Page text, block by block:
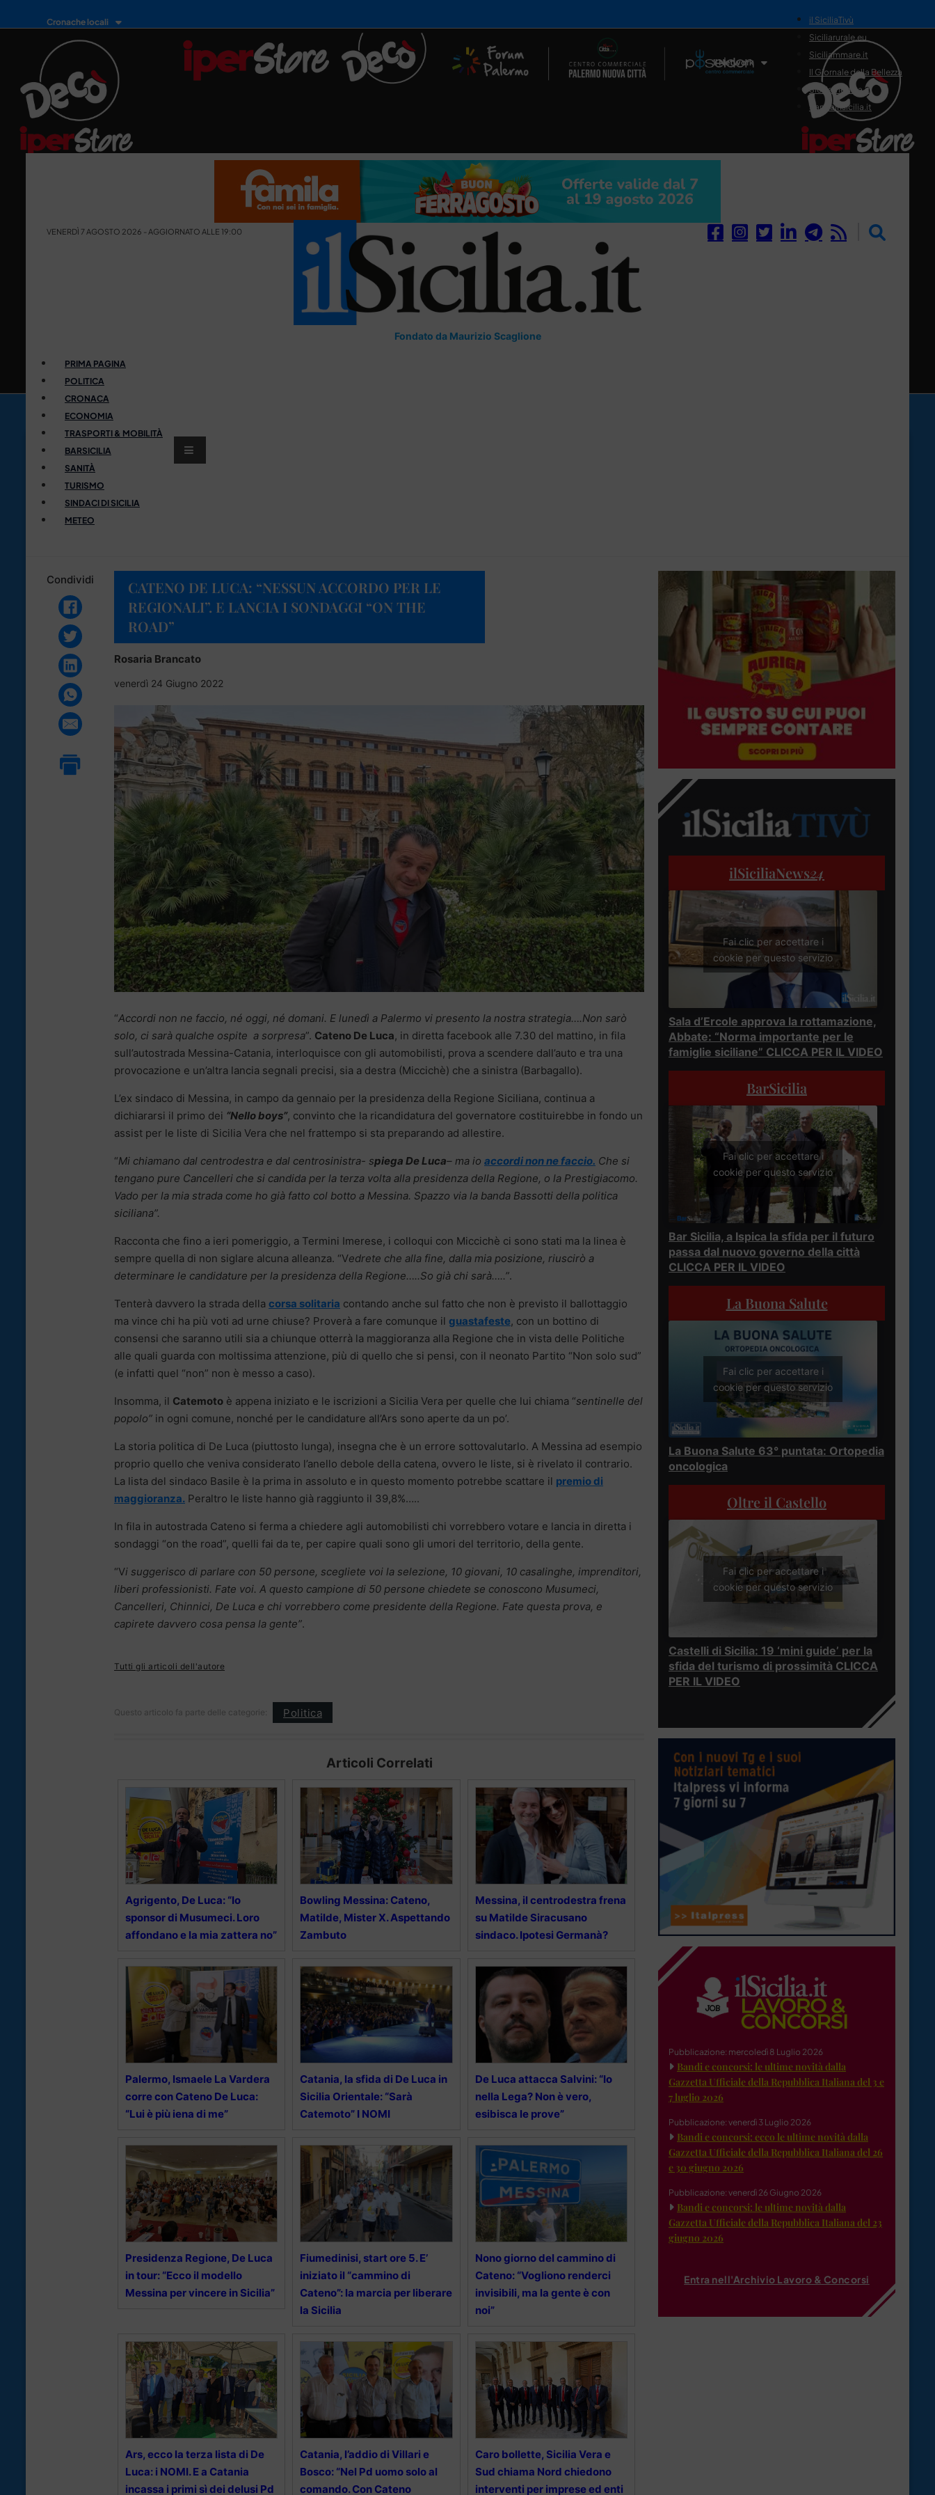
Cronache locali
Il Network
il SiciliaTivù
Siciliarurale.eu
Siciliammare.it
Il Giornale della Bellezza
Siciliamedica.it
Sanitainsicilia.it
VENERDÌ 7 AGOSTO 2026 - AGGIORNATO ALLE 19:00
Fondato da Maurizio Scaglione
PRIMA PAGINA
POLITICA
CRONACA
ECONOMIA
TRASPORTI & MOBILITÀ
BARSICILIA
SANITÀ
TURISMO
SINDACI DI SICILIA
METEO
Condividi
CATENO DE LUCA: “NESSUN ACCORDO PER LE
REGIONALI”. E LANCIA I SONDAGGI “ON THE
ROAD”
Rosaria Brancato
venerdì 24 Giugno 2022
“Accordi non ne faccio, né oggi, né domani. E lunedì a Palermo vi presento la nostra strategia….Non sarò
solo, ci sarà qualche ospite a sorpresa”. Cateno De Luca, in diretta facebook alle 7.30 del mattino, in fila
sull’autostrada Messina-Catania, interloquisce con gli automobilisti, prova a scendere dall’auto e tra una
provocazione e un’altra lancia segnali precisi, sia a destra (Miccichè) che a sinistra (Barbagallo).
L’ex sindaco di Messina, in campo da gennaio per la presidenza della Regione Siciliana, continua a
dichiararsi il primo dei “Nello boys”, convinto che la ricandidatura del governatore costituirebbe in fondo un
assist per le liste di Sicilia Vera che nel frattempo si sta preparando ad allestire.
“Mi chiamano dal centrodestra e dal centrosinistra- spiega De Luca– ma io accordi non ne faccio. Che si
tengano pure Cancelleri che si candida per la terza volta alla presidenza della Regione, o la Prestigiacomo.
Vado per la mia strada come ho già fatto col botto a Messina. Spazzo via la banda Bassotti della politica
siciliana”.
Racconta che fino a ieri pomeriggio, a Termini Imerese, i colloqui con Miccichè ci sono stati ma la linea è
sempre quella di non siglare alcuna alleanza. “Vedrete che alla fine, dalla mia posizione, riuscirò a
determinare le candidature per la presidenza della Regione…..So già chi sarà…..”.
Tenterà davvero la strada della corsa solitaria contando anche sul fatto che non è previsto il ballottaggio
ma vince chi ha più voti ad urne chiuse? Proverà a fare comunque il guastafeste, con un bottino di
consensi che saranno utili sia a chiunque otterrà la maggioranza alla Regione che in vista delle Politiche
alle quali guarda con moltissima attenzione, più di quello che si pensi, con il neonato Partito “Non solo sud”
(e infatti quel “non” non è messo a caso).
Insomma, il Catemoto è appena iniziato e le iscrizioni a Sicilia Vera per quelle che lui chiama “sentinelle del
popolo” in ogni comune, nonché per le candidature all’Ars sono aperte da un po’.
La storia politica di De Luca (piuttosto lunga), insegna che è un errore sottovalutarlo. A Messina ad esempio
proprio quello che veniva considerato l’anello debole della catena, ovvero le liste, si è rivelato il contrario.
La lista del sindaco Basile è la prima in assoluto e in questo momento potrebbe scattare il premio di
maggioranza. Peraltro le liste hanno già raggiunto il 39,8%…..
In fila in autostrada Cateno si ferma a chiedere agli automobilisti chi vorrebbero votare e lancia in diretta i
sondaggi “on the road”, quelli fai da te, per capire quali sono gli umori del territorio, della gente.
“Vi suggerisco di parlare con 50 persone, scegliete voi la selezione, 10 giovani, 10 casalinghe, imprenditori,
liberi professionisti. Fate voi. A questo campione di 50 persone chiedete se conoscono Musumeci,
Cancelleri, Chinnici, De Luca e chi vorrebbero come presidente della Regione. Fate questa prova, e
capirete davvero cosa pensa la gente”.
Tutti gli articoli dell'autore
Questo articolo fa parte delle categorie: Politica
Articoli Correlati
Agrigento, De Luca: “Io
sponsor di Musumeci. Loro
affondano e la mia zattera no”
Bowling Messina: Cateno,
Matilde, Mister X. Aspettando
Zambuto
Messina, il centrodestra frena
su Matilde Siracusano
sindaco. Ipotesi Germanà?
Palermo, Ismaele La Vardera
corre con Cateno De Luca:
“Lui è più iena di me”
Catania, la sfida di De Luca in
Sicilia Orientale: “Sarà
Catemoto” I NOMI
De Luca attacca Salvini: “Io
nella Lega? Non è vero,
esibisca le prove”
Presidenza Regione, De Luca
in tour: “Ecco il modello
Messina per vincere in Sicilia”
Fiumedinisi, start ore 5. E’
iniziato il “cammino di
Cateno”: la marcia per liberare
la Sicilia
Nono giorno del cammino di
Cateno: “Vogliono renderci
invisibili, ma la gente è con
noi”
Ars, ecco la terza lista di De
Luca: i NOMI. E a Catania
incassa i primi sì dei delusi Pd
Catania, l’addio di Villari e
Bosco: “Nel Pd uomo solo al
comando. Con Cateno
Caro bollette, Sicilia Vera e
Sud chiama Nord chiedono
interventi per imprese ed enti
ilSiciliaNews24
Fai clic per accettare i
cookie per questo servizio
Sala d’Ercole approva la rottamazione,
Abbate: “Norma importante per le
famiglie siciliane” CLICCA PER IL VIDEO
BarSicilia
Fai clic per accettare i
cookie per questo servizio
Bar Sicilia, a Ispica la sfida per il futuro
passa dal nuovo governo della città
CLICCA PER IL VIDEO
La Buona Salute
Fai clic per accettare i
cookie per questo servizio
La Buona Salute 63° puntata: Ortopedia
oncologica
Oltre il Castello
Fai clic per accettare i
cookie per questo servizio
Castelli di Sicilia: 19 ‘mini guide’ per la
sfida del turismo di prossimità CLICCA
PER IL VIDEO
Pubblicazione: mercoledì 8 Luglio 2026
Bandi e concorsi: le ultime novità dalla
Gazzetta Ufficiale della Repubblica Italiana del 3 e
7 luglio 2026
Pubblicazione: venerdì 3 Luglio 2026
Bandi e concorsi: ecco le ultime novità dalla
Gazzetta Ufficiale della Repubblica Italiana del 26
e 30 giugno 2026
Pubblicazione: venerdì 26 Giugno 2026
Bandi e concorsi: le ultime novità dalla
Gazzetta Ufficiale della Repubblica Italiana del 23
giugno 2026
Entra nell'Archivio Lavoro & Concorsi